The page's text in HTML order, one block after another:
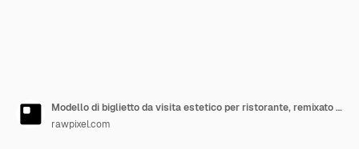
Modello di biglietto da visita estetico per ristorante, remixato da opere d'arte di pubblico dominio
rawpixel.com